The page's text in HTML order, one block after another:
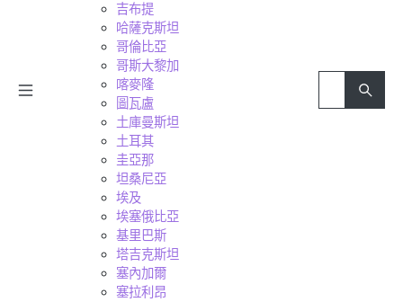
吉布提
哈薩克斯坦
哥倫比亞
哥斯大黎加
喀麥隆
圖瓦盧
土庫曼斯坦
土耳其
圭亞那
坦桑尼亞
埃及
埃塞俄比亞
基里巴斯
塔吉克斯坦
塞內加爾
塞拉利昂